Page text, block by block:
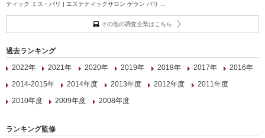
ティック ミス・パリ | エステティックサロン ゲラン パリ ...
その他の調査企業はこちら
過去ランキング
2022年
2021年 2020年 2019年 2018年 2017年
2016年
2014-2015年
2014年度 2013年度 2012年度
2011年度
2010年度
2009年度 2008年度
ランキング監修